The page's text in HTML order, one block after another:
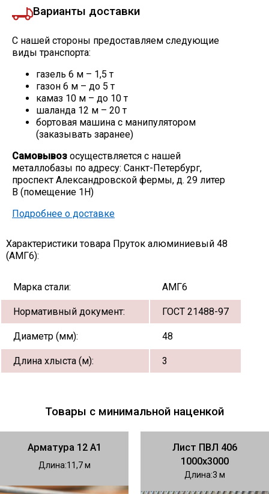
Варианты доставки
С нашей стороны предоставляем следующие
виды транспорта:
газель 6 м – 1,5 т
газон 6 м – до 5 т
камаз 10 м – до 10 т
шаланда 12 м – 20 т
бортовая машина с манипулятором
(заказывать заранее)
Самовывоз осуществляется с нашей
металлобазы по адресу: Санкт-Петербург,
проспект Александровской фермы, д. 29 литер
В (помещение 1Н)
Подробнее о доставке
Характеристики товара Пруток алюминиевый 48
(АМГ6):
Марка стали: АМГ6
Нормативный документ: ГОСТ 21488-97
Диаметр (мм): 48
Длина хлыста (м): 3
Товары с минимальной наценкой
Арматура 12 А1
Длина 11,7
Лист ПВЛ 406
1000х3000
Длина 3